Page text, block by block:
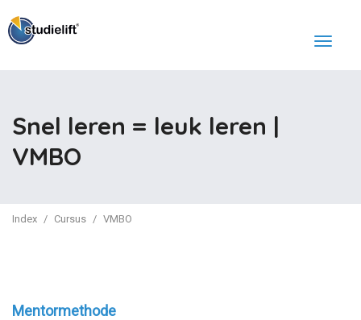
Snel leren = leuk leren |
VMBO
Index Cursus VMBO
Mentormethode